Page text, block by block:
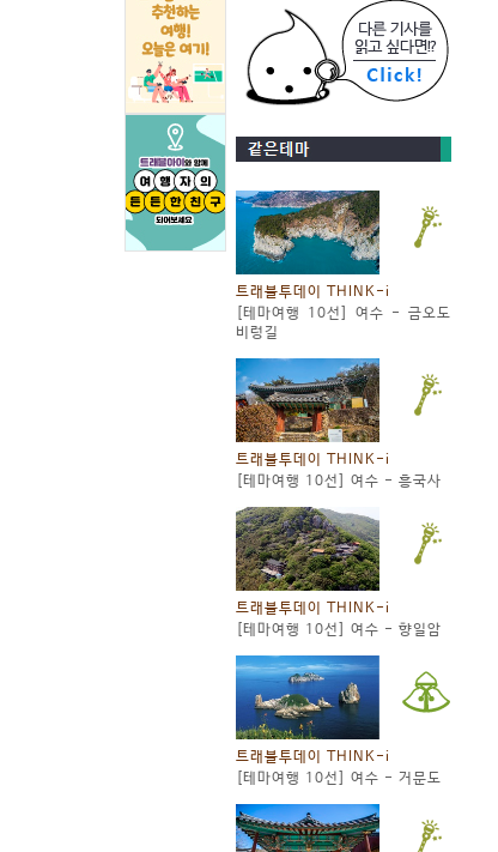
트래블투데이 THINK-i
[테마여행 10선] 여수 - 금오도
비렁길
트래블투데이 THINK-i
[테마여행 10선] 여수 - 흥국사
트래블투데이 THINK-i
[테마여행 10선] 여수 - 향일암
트래블투데이 THINK-i
[테마여행 10선] 여수 - 거문도